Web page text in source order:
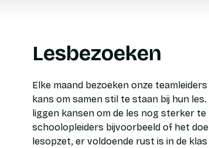
Lesbezoeken
Elke maand bezoeken onze
kans om samen stil te staan bij hun
liggen kansen om de les nog sterker
schoolopleiders bijvoorbeeld of het
lesopzet, er voldoende rust is in de